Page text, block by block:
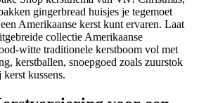
gingerbread huisjes je tegemoet
Amerikaanse kerst kunt ervaren. Laat
collectie Amerikaanse
witte traditionele kerstboom vol met
kerstballen, snoepgoed zoals zuurstok
kussens.